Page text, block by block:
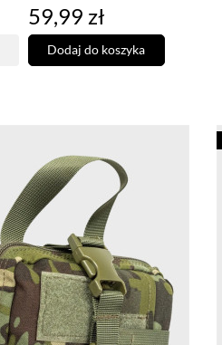
Cena
59,99 zł
Dodaj do koszyka